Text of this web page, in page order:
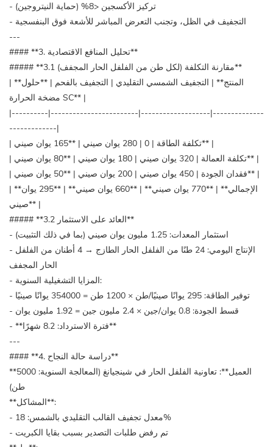
- تركيز الأكسجين <8% (حماية النيتروجين)
- التجفيف في الظل، وتجنب التعرض المباشر للأشعة فوق البنفسجية
---
#### **3. تحليل المنافع الاقتصادية**
##### **3.1 مقارنة التكلفة (لكل طن من الفلفل الحار المجفف)**
| **المنتج** | التجفيف الشمسي التقليدي | التجفيف بالفحم | **حلول
مضخة الحرارة SC** |
|----------|------------------------|-------------------|--------------
-------------|
| تكلفة الطاقة | 0 | 280 يوان صيني | **165 يوان صيني** |
| تكلفة العمالة | 320 يوان صيني | 180 يوان صيني | **80 يوان صيني** |
| فقدان الجودة | 450 يوان صيني | 200 يوان صيني | **50 يوان صيني** |
| **الإجمالي** | **770 يوان صيني** | **660 يوان صيني** | **295 يوان
صيني** |
##### **3.2 العائد على الاستثمار**
- استثمار المعدات: 1.25 مليون يوان صيني (بما في ذلك التثبيت)
- الإنتاج اليومي: 24 طنًا من الفلفل الحار الطازج → 4 أطنان من الفلفل
الحار المجفف
- المزايا التشغيلية السنوية:
- توفير الطاقة: 295 يوانًا صينيًا/طن × 1200 طن = 354000 يوانًا صينيًا
- قسط الجودة: 0.8 يوان/جين × 2.4 مليون جين = 1.92 مليون يوان
- **فترة الاسترداد: 8.2 شهرًا**
---
#### **4. دراسة حالة النجاح**
**العميل**: تعاونية الفلفل الحار في شينجيانغ (المعالجة السنوية: 5000
طن)
**المشاكل**:
- معدل تجفيف القالب التقليدي بالشمس: 18%
- تم رفض طلبات التصدير بسبب بقايا الكبريت